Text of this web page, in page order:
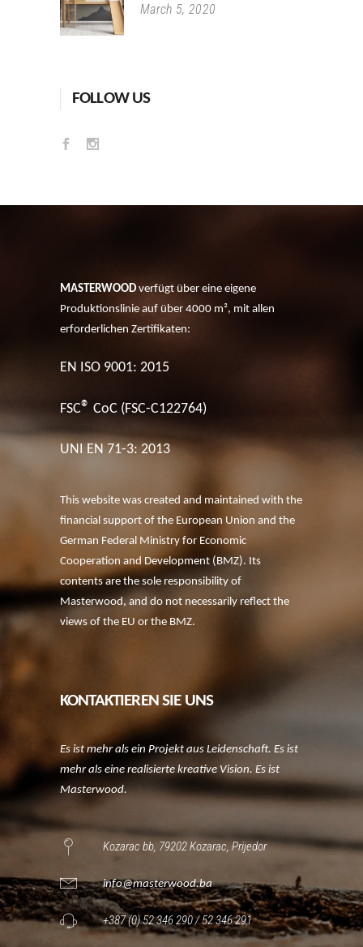
March 5, 2020
FOLLOW US
MASTERWOOD verfügt über eine eigene
Produktionslinie auf über 4000 m², mit allen
erforderlichen Zertifikaten:
EN ISO 9001: 2015
FSC® CoC (FSC-C122764)
UNI EN 71-3: 2013
This website was created and maintained with the
financial support of the European Union and the
German Federal Ministry for Economic
Cooperation and Development (BMZ). Its
contents are the sole responsibility of
Masterwood, and do not necessarily reflect the
views of the EU or the BMZ.
KONTAKTIEREN SIE UNS
Es ist mehr als ein Projekt aus Leidenschaft. Es ist
mehr als eine realisierte kreative Vision. Es ist
Masterwood.
Kozarac bb, 79202 Kozarac, Prijedor
info@masterwood.ba
+387 (0) 52 346 290 / 52 346 291